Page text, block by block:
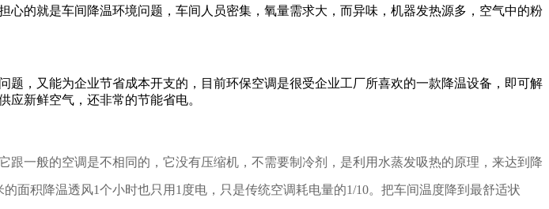
的就是车间降温环境问题，车间人员密集，氧量需求大，而异味，机器发热源多，空气中的粉
，又能为企业节省成本开支的，目前环保空调是很受企业工厂所喜欢的一款降温设备，即可解
新鲜空气，还非常的节能省电。
跟一般的空调是不相同的，它没有压缩机，不需要制冷剂，是利用水蒸发吸热的原理，来达到降
面积降温透风1个小时也只用1度电，只是传统空调耗电量的1/10。把车间温度降到最舒适状